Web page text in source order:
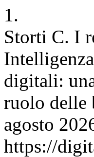
1.
Storti C. I
digitali:
ruolo delle
agosto
https://